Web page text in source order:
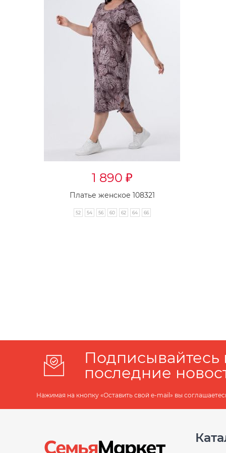
1 890 ₽
Платье женское 108321
52 54 56 60 62 64 66
Подписывайтесь
последние
Нажимая на кнопку «Оставить свой e-mail» вы